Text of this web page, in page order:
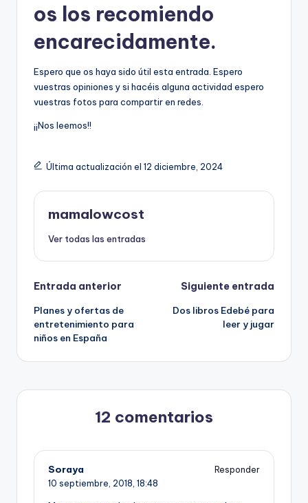
os los recomiendo
encarecidamente.
Espero que os haya sido útil esta entrada. Espero
vuestras opiniones y si hacéis alguna actividad espero
vuestras fotos para compartir en redes.
¡¡Nos leemos!!
Última actualización el 12 diciembre, 2024
mamalowcost
Ver todas las entradas
Navegación
de
entradas
Entrada anterior
Planes y ofertas de
entretenimiento para
niños en España
Siguiente entrada
Dos libros Edebé para
leer y jugar
12 comentarios
Soraya
Responder
10 septiembre, 2018, 18:48